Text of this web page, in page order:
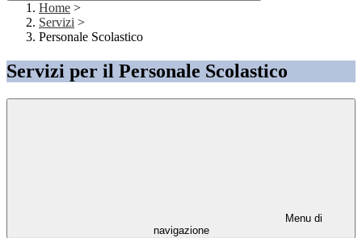
Home >
Servizi >
Personale Scolastico
Servizi per il Personale Scolastico
Menu di
navigazione